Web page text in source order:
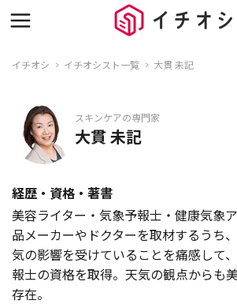
イチオシ イチオシスト一覧 大貫 未記
スキンケアの専門家
大貫 未記
経歴・資格・著書
美容ライター・気象予報士・健康気象
品メーカーやドクターを取材するうち
気の影響を受けていることを痛感して
報士の資格を取得。天気の観点からも
存在。